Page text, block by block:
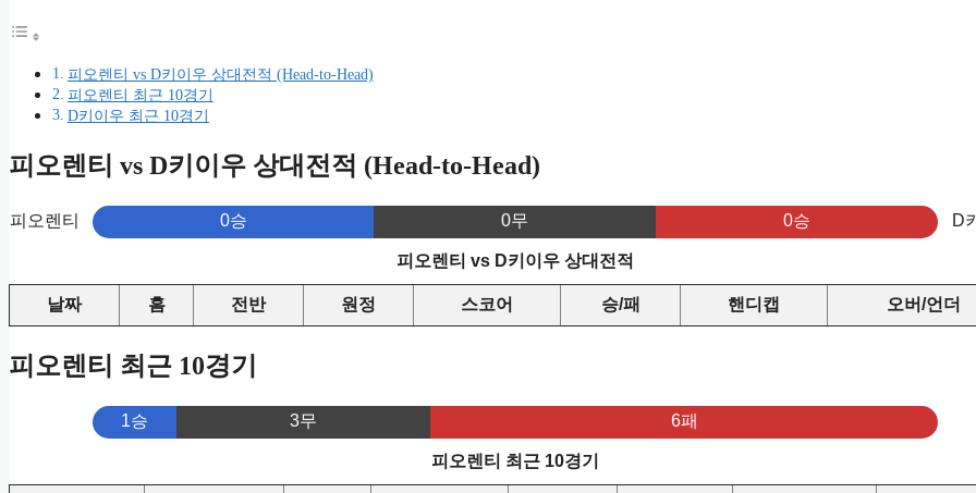
피오렌티 vs D키이우 상대전적 (Head-to-Head)
피오렌티 최근 10경기
D키이우 최근 10경기
피오렌티 vs D키이우 상대전적 (Head-to-Head)
피오렌티 0승 0무 0승 D
피오렌티 vs D키이우 상대전적
날짜 홈 전반 원정 스코어 승/패 핸디캡 오버/언더
피오렌티 최근 10경기
1승 3무 6패
피오렌티 최근 10경기